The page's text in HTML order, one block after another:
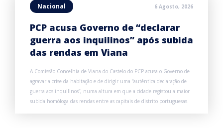
Nacional 6 Agosto, 2026
PCP acusa Governo de “declarar
guerra aos inquilinos” após subida
das rendas em Viana
A Comissão Concelhia de Viana do Castelo do PCP acusa o Governo de
agravar a crise da habitação e de dirigir uma “autêntica declaração de
guerra aos inquilinos”, numa altura em que a cidade registou a maior
subida homóloga das rendas entre as capitais de distrito portuguesas.